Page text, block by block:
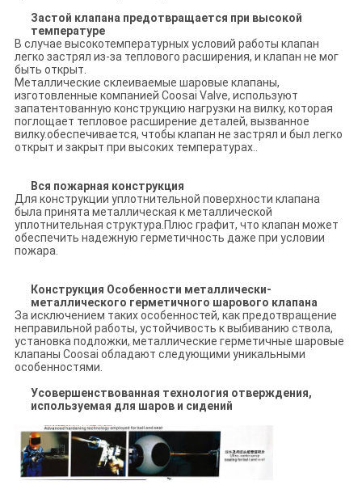
Застой клапана предотвращается при высокой
температуре
В случае высокотемпературных условий работы клапан
легко застрял из-за теплового расширения, и клапан не мог
быть открыт.
Металлические склеиваемые шаровые клапаны,
изготовленные компанией Coosai Valve, используют
запатентованную конструкцию нагрузки на вилку, которая
поглощает тепловое расширение деталей, вызванное
вилку.обеспечивается, чтобы клапан не застрял и был легко
открыт и закрыт при высоких температурах..
Вся пожарная конструкция
Для конструкции уплотнительной поверхности клапана
была принята металлическая к металлической
уплотнительная структура.Плюс графит, что клапан может
обеспечить надежную герметичность даже при условии
пожара.
Конструкция Особенности металлически-
металлического герметичного шарового клапана
За исключением таких особенностей, как предотвращение
неправильной работы, устойчивость к выбиванию ствола,
установка подложки, металлические герметичные шаровые
клапаны Coosai обладают следующими уникальными
особенностями.
Усовершенствованная технология отверждения,
используемая для шаров и сидений